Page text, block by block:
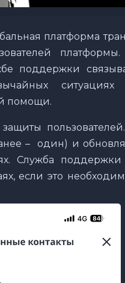
платформа
поддержки
помощи.
– один) и
Служба
если это